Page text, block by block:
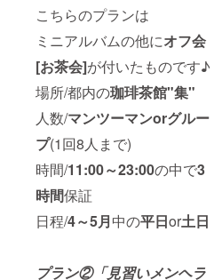
こちらのプランは
ミニアルバムの他にオフ会
[お茶会]が付いたものです♪
場所/都内の珈琲茶館"集"
人数/マンツーマンorグルー
プ(1回8人まで)
時間/11:00～23:00の中で3
時間保証
日程/4～5月中の平日or土日
プラン②「見習いメンヘラ